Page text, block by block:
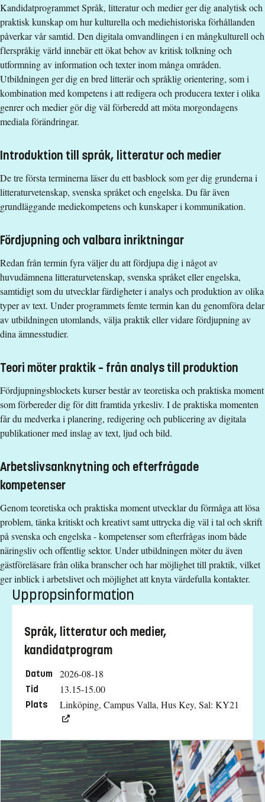
För att vara behörig till senare del av kandidatprogrammet
Språk, litteratur och medier, krävs tidigare studier inom
samma eller liknande ämne/huvudområde som bedöms
motsvara kunskaper på tidigare terminer på
utbildningsprogrammet.
Därtill krävs att sökande uppfyller behörighetskrav till
programmet och särskilda behörighetskrav till kurser på
senare terminer:
För behörighet till utbildningens andra termin krävs minst 25
hp godkända kurser i Litteraturvetenskap.
För behörighet till utbildningens tredje termin krävs minst 25
hp godkända kurser i Litteraturvetenskap och 25 hp godkända
Urvalsgrupper
Urval sker utifrån akademiska poäng (urvalsgrupp APGR)
Examen
Filosofie kandidatexamen med huvudområde
Litteraturvetenskap, Svenska språket alternativt Engelska
322200 kr - OBS! Studieavgifter gäller bara för studenter
utanför EU/EES och Schweiz.
Utbildnings- och programplan
UndervisningsformCampusförlagd
UndervisningsspråkSvenska
AnmälningskodLIU-50032
Förkunskapskrav
Grundläggande behörighet på grundnivå samt Engelska 6.
Alternativt
Filosofie kandidatexamen med huvudområde
Litteraturvetenskap, Svenska språket alternativt Engelska
Betyg 67%, Högskoleprov 33%
Studieavgift
322200 kr - OBS! Studieavgifter gäller bara för studenter
utanför EU/EES och Schweiz.
Utbildnings- och programplan
Kandidatprogrammet Språk, litteratur och medier ger dig analytisk och
praktisk kunskap om hur kulturella och mediehistoriska förhållanden
påverkar vår samtid. Den digitala omvandlingen i en mångkulturell och
flerspråkig värld innebär ett ökat behov av kritisk tolkning och
utformning av information och texter inom många områden.
Utbildningen ger dig en bred litterär och språklig orientering, som i
kombination med kompetens i att redigera och producera texter i olika
genrer och medier gör dig väl förberedd att möta morgondagens
mediala förändringar.
Introduktion till språk, litteratur och medier
De tre första terminerna läser du ett basblock som ger dig grunderna i
litteraturvetenskap, svenska språket och engelska. Du får även
grundläggande mediekompetens och kunskaper i kommunikation.
Fördjupning och valbara inriktningar
Redan från termin fyra väljer du att fördjupa dig i något av
huvudämnena litteraturvetenskap, svenska språket eller engelska,
samtidigt som du utvecklar färdigheter i analys och produktion av olika
typer av text. Under programmets femte termin kan du genomföra delar
av utbildningen utomlands, välja praktik eller vidare fördjupning av
dina ämnesstudier.
Teori möter praktik – från analys till produktion
Fördjupningsblockets kurser består av teoretiska och praktiska moment
som förbereder dig för ditt framtida yrkesliv. I de praktiska momenten
får du medverka i planering, redigering och publicering av digitala
publikationer med inslag av text, ljud och bild.
Arbetslivsanknytning och efterfrågade
kompetenser
Genom teoretiska och praktiska moment utvecklar du förmåga att lösa
problem, tänka kritiskt och kreativt samt uttrycka dig väl i tal och skrift
på svenska och engelska - kompetenser som efterfrågas inom både
näringsliv och offentlig sektor. Under utbildningen möter du även
gästföreläsare från olika branscher och har möjlighet till praktik, vilket
ger inblick i arbetslivet och möjlighet att knyta värdefulla kontakter.
Uppropsinformation
Språk, litteratur och medier,
kandidatprogram
Datum 2026-08-18
Tid 13.15-15.00
Plats Linköping, Campus Valla, Hus Key, Sal: KY21